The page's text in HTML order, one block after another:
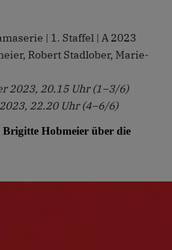
| 1. Staffel | A 2023
Robert Stadlober, Marie-
2023, 20.15 Uhr (1–3/6)
22.20 Uhr (4–6/6)
Hobmeier über die